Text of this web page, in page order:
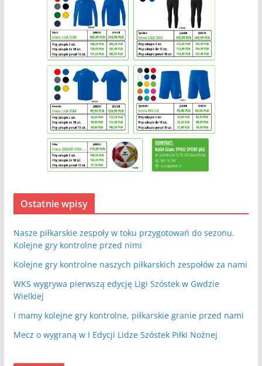
Ostatnie wpisy
Nasze piłkarskie zespoły w toku przygotowań do sezonu.
Kolejne gry kontrolne przed nimi
Kolejne gry kontrolne naszych piłkarskich zespołów za nami
WKS wygrywa pierwszą edycję Ligi Szóstek w Gwdzie
Wielkiej
I mamy kolejne gry kontrolne, piłkarskie granie przed nami
Mecz o wygraną w I Edycji Lidze Szóstek Piłki Nożnej